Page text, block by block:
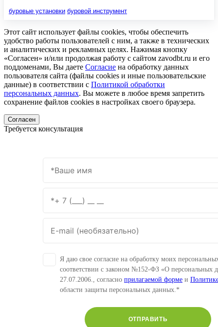
буровые установки буровой инструмент
Этот сайт использует файлы cookies, чтобы обеспечить
удобство работы пользователей с ним, а также в технических
и аналитических и рекламных целях. Нажимая кнопку
«Согласен» и/или продолжая работу с сайтом zavodbt.ru и его
поддоменами, Вы даете Согласие на обработку данных
пользователя сайта (файлы cookies и иные пользовательские
данные) в соответствии с Политикой обработки
персональных данных. Вы можете в любое время запретить
сохранение файлов cookies в настройках своего браузера.
Согласен
Требуется консультация
Я даю свое согласие на обработку моих
соответствии с законом №152-ФЗ «О персональных
27.07.2006., согласно прилагаемой форме и
области защиты персональных данных.*
ОТПРАВИТЬ